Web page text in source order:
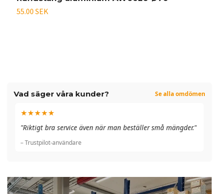
Vad säger våra kunder? Se alla omdömen
★★★★★
"Riktigt bra service även när man beställer små mängder."
– Trustpilot-användare
55.00 SEK